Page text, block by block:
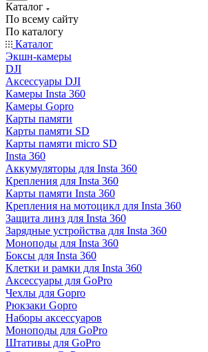
Каталог
По всему сайту
По каталогу
Каталог
Экшн-камеры
DJI
Аксессуары DJI
Камеры Insta 360
Камеры Gopro
Карты памяти
Карты памяти SD
Карты памяти micro SD
Insta 360
Аккумуляторы для Insta 360
Крепления для Insta 360
Карты памяти Insta 360
Крепления на мотоцикл для Insta 360
Защита линз для Insta 360
Зарядные устройства для Insta 360
Моноподы для Insta 360
Боксы для Insta 360
Клетки и рамки для Insta 360
Аксессуары для GoPro
Чехлы для Gopro
Рюкзаки Gopro
Наборы аксессуаров
Моноподы для GoPro
Штативы для GoPro